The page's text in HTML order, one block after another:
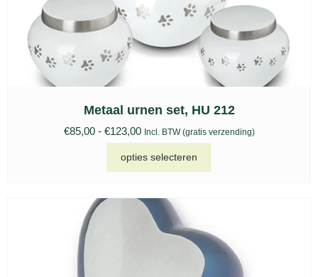
Metaal urnen set, HU 212
€85,00 - €123,00 Incl. BTW (gratis verzending)
opties selecteren